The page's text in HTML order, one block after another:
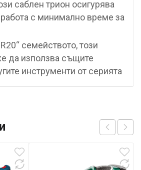
саблен трион осигурява
с минимално време за
семейството, този
да използва същите
инструменти от серията